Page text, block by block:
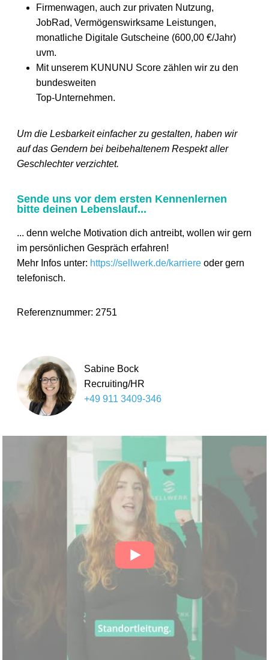
Firmenwagen, auch zur privaten Nutzung,
JobRad, Vermögenswirksame Leistungen,
monatliche Digitale Gutscheine (600,00 €/Jahr)
uvm.
Mit unserem KUNUNU Score zählen wir zu den
bundesweiten
Top-Unternehmen.
Um die Lesbarkeit einfacher zu gestalten, haben wir
auf das Gendern bei beibehaltenem Respekt aller
Geschlechter verzichtet.
Sende uns vor dem ersten Kennenlernen
bitte deinen Lebenslauf...
... denn welche Motivation dich antreibt, wollen wir gern
im persönlichen Gespräch erfahren!
Mehr Infos unter: https://sellwerk.de/karriere oder gern
telefonisch.
Referenznummer: 2751
Sabine Bock
Recruiting/HR
+49 911 3409-346